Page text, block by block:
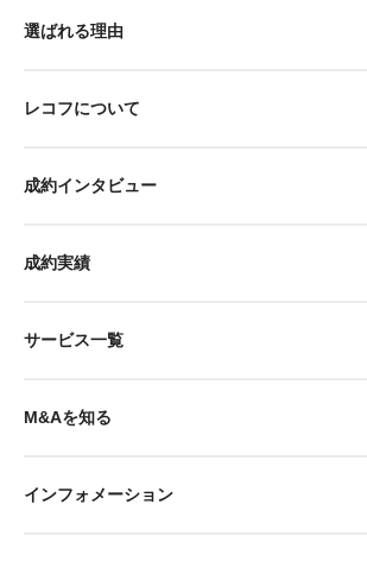
選ばれる理由
レコフについて
成約インタビュー
成約実績
サービス一覧
M&Aを知る
インフォメーション